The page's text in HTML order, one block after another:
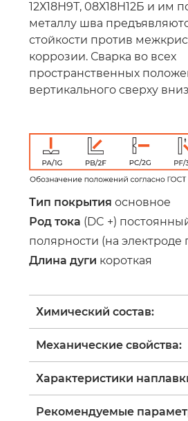
12Х18Н9Т, 08Х18Н12Б и им
металлу шва
стойкости против
коррозии. Сварка во всех
пространственных
вертикального сверху
Тип покрытия основное
Род тока (DC +)
полярности (на электроде
Длина дуги короткая
Химический состав:
Механические свойства:
Характеристики
Рекомендуемые